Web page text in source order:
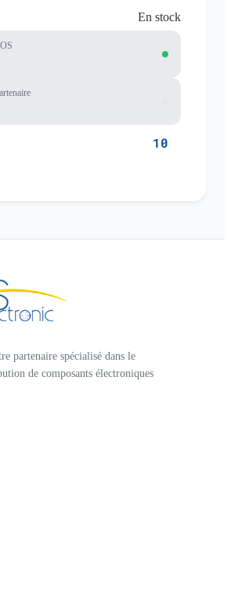
En stock
10
partenaire spécialisé dans le
de composants électroniques